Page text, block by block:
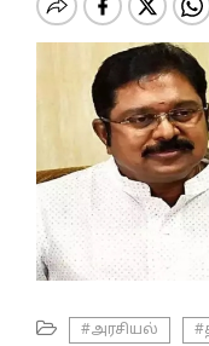
#அரசியல்